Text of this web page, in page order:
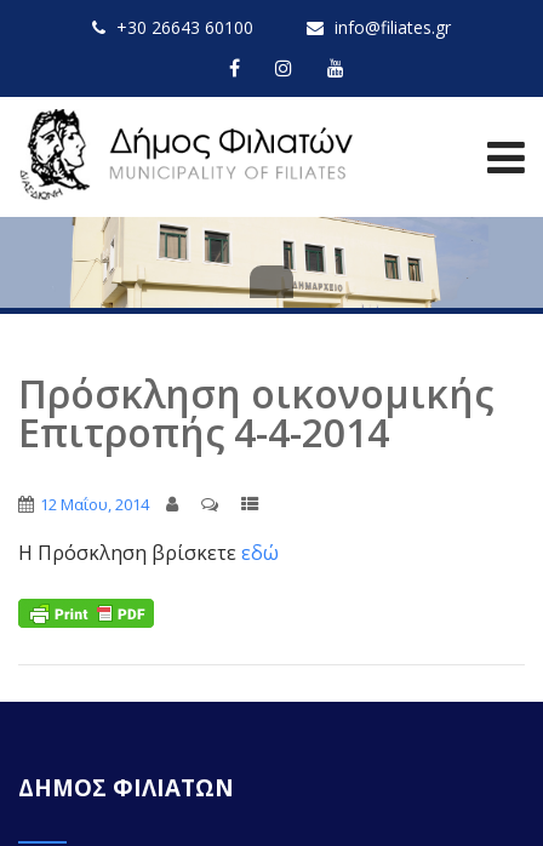
+30 26643 60100 info@filiates.gr
Πρόσκληση οικονομικής
Επιτροπής 4-4-2014
12 Μαΐου, 2014
Η Πρόσκληση βρίσκετεεδώ
ΔΗΜΟΣ ΦΙΛΙΑΤΩΝ